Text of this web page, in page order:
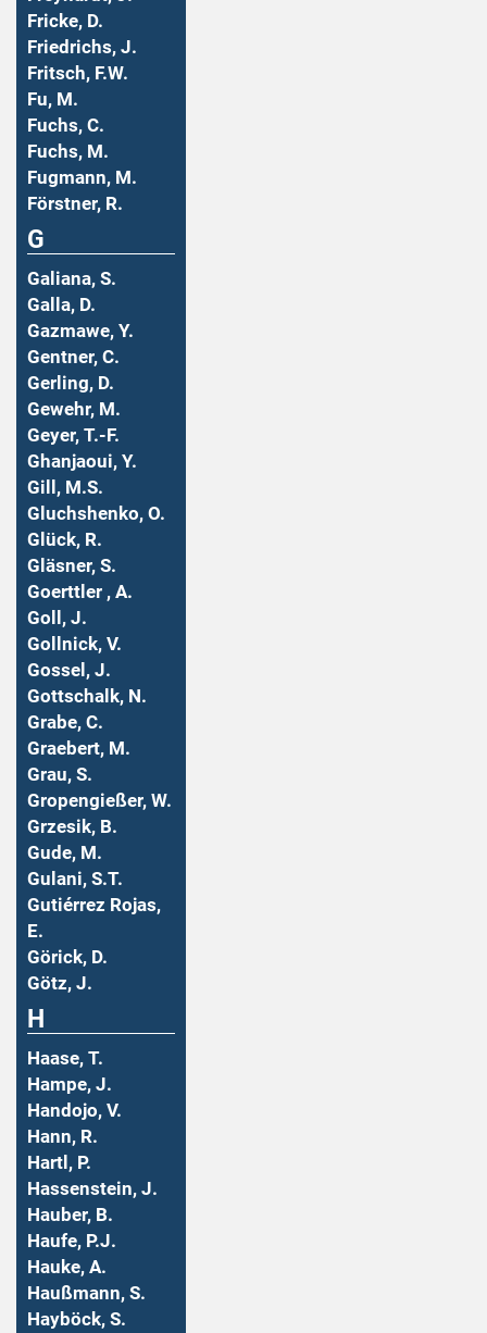
Fricke, D.
Friedrichs, J.
Fritsch, F.W.
Fu, M.
Fuchs, C.
Fuchs, M.
Fugmann, M.
Förstner, R.
G
Galiana, S.
Galla, D.
Gazmawe, Y.
Gentner, C.
Gerling, D.
Gewehr, M.
Geyer, T.-F.
Ghanjaoui, Y.
Gill, M.S.
Gluchshenko, O.
Glück, R.
Gläsner, S.
Goerttler , A.
Goll, J.
Gollnick, V.
Gossel, J.
Gottschalk, N.
Grabe, C.
Graebert, M.
Grau, S.
Gropengießer, W.
Grzesik, B.
Gude, M.
Gulani, S.T.
Gutiérrez Rojas,
E.
Görick, D.
Götz, J.
H
Haase, T.
Hampe, J.
Handojo, V.
Hann, R.
Hartl, P.
Hassenstein, J.
Hauber, B.
Haufe, P.J.
Hauke, A.
Haußmann, S.
Hayböck, S.